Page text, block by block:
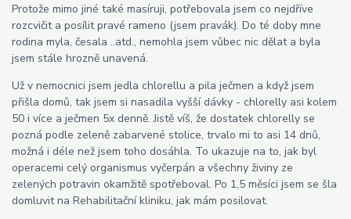
Protože mimo jiné také masíruji, potřebovala jsem co nejdříve
rozcvičit a posílit pravé rameno (jsem pravák). Do té doby mne
rodina myla, česala ..atd., nemohla jsem vůbec nic dělat a byla
jsem stále hrozně unavená.
Už v nemocnici jsem jedla chlorellu a pila ječmen a když jsem
přišla domů, tak jsem si nasadila vyšší dávky - chlorelly asi kolem
50 i více a ječmen 5x denně. Jistě víš, že dostatek chlorelly se
pozná podle zeleně zabarvené stolice, trvalo mi to asi 14 dnů,
možná i déle než jsem toho dosáhla. To ukazuje na to, jak byl
operacemi celý organismus vyčerpán a všechny živiny ze
zelených potravin okamžitě spotřeboval. Po 1,5 měsíci jsem se šla
domluvit na Rehabilitační kliniku, jak mám posilovat.